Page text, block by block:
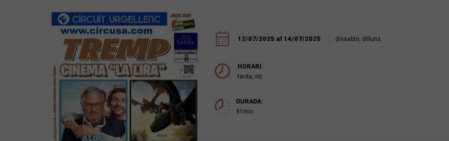
12/07/2025 al 14/07/2025 dissabte, dilluns
HORARI
tarda, nit
DURADA:
91min.